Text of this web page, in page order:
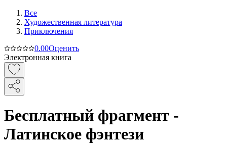
Все
Художественная литература
Приключения
0.00Оценить
Электронная книга
Бесплатный фрагмент -
Латинское фэнтези